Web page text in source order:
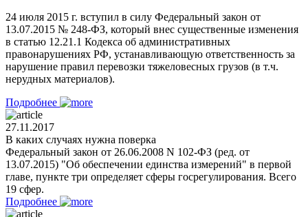
24 июля 2015 г. вступил в силу Федеральный закон от
13.07.2015 № 248-ФЗ, который внес существенные изменения
в статью 12.21.1 Кодекса об административных
правонарушениях РФ, устанавливающую ответственность за
нарушение правил перевозки тяжеловесных грузов (в т.ч.
нерудных материалов).
Подробнее
27.11.2017
В каких случаях нужна поверка
Федеральный закон от 26.06.2008 N 102-ФЗ (ред. от
13.07.2015) "Об обеспечении единства измерений" в первой
главе, пункте три определяет сферы госрегулирования. Всего
19 сфер.
Подробнее